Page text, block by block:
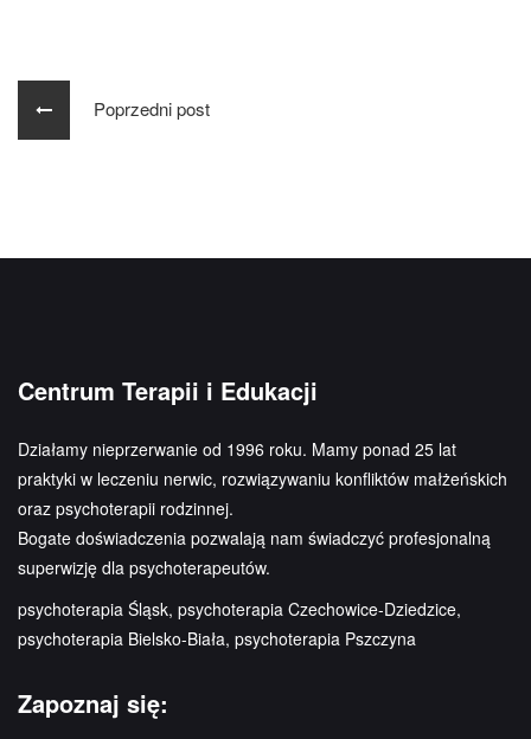
Poprzedni post
Centrum Terapii i Edukacji
Działamy nieprzerwanie od 1996 roku. Mamy ponad 25 lat
praktyki w leczeniu nerwic, rozwiązywaniu konfliktów małżeńskich
oraz psychoterapii rodzinnej.
Bogate doświadczenia pozwalają nam świadczyć profesjonalną
superwizję dla psychoterapeutów.
psychoterapia Śląsk, psychoterapia Czechowice-Dziedzice,
psychoterapia Bielsko-Biała, psychoterapia Pszczyna
Zapoznaj się: